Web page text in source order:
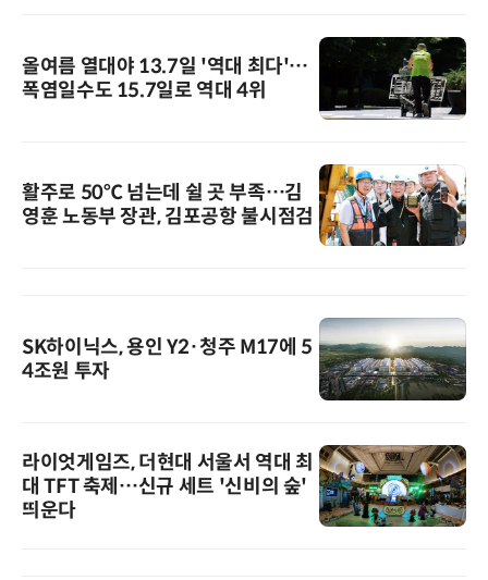
올여름 열대야 13.7일 '역대 최다'…
폭염일수도 15.7일로 역대 4위
활주로 50℃ 넘는데 쉴 곳 부족…김
영훈 노동부 장관, 김포공항 불시점검
SK하이닉스, 용인 Y2·청주 M17에 5
4조원 투자
라이엇게임즈, 더현대 서울서 역대 최
대 TFT 축제…신규 세트 '신비의 숲'
띄운다